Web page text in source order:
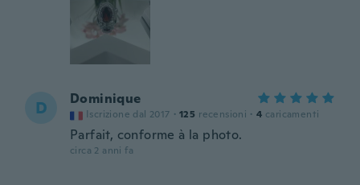
D Dominique
Iscrizione dal 2017 · 125 recensioni · 4 caricamenti
Parfait, conforme à la photo.
circa 2 anni fa